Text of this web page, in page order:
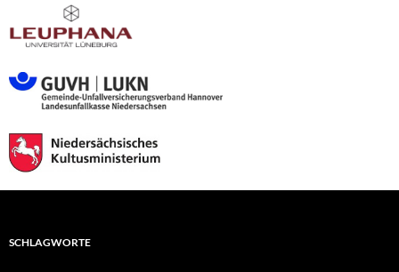
SCHLAGWORTE